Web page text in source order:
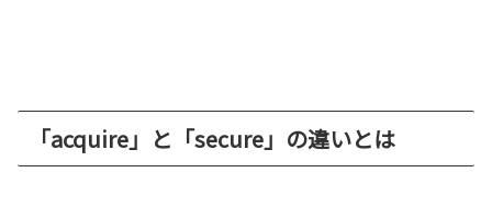
「acquire」と「secure」の違いとは